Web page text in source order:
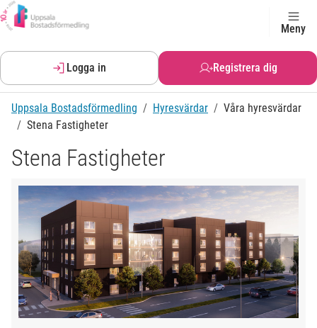
Meny
Logga in Registrera dig
Uppsala Bostadsförmedling Hyresvärdar
Våra hyresvärdar
Stena Fastigheter
Stena Fastigheter